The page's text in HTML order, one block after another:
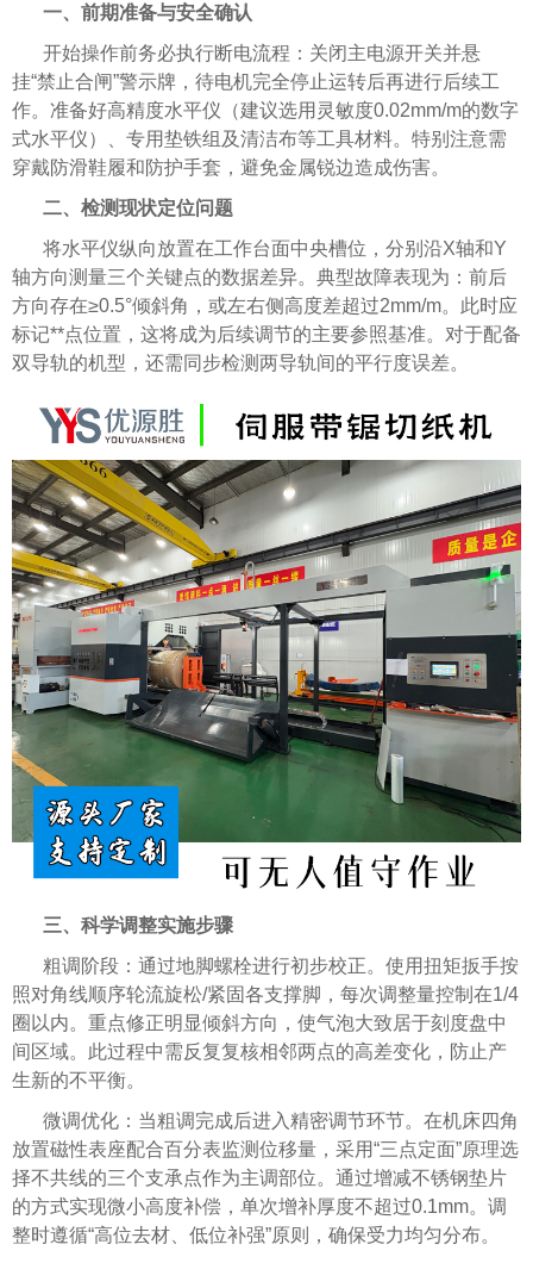
一、前期准备与安全确认
开始操作前务必执行断电流程：关闭主电源开关并悬
挂“禁止合闸”警示牌，待电机完全停止运转后再进行后续工
作。准备好高精度水平仪（建议选用灵敏度0.02mm/m的数字
式水平仪）、专用垫铁组及清洁布等工具材料。特别注意需
穿戴防滑鞋履和防护手套，避免金属锐边造成伤害。
二、检测现状定位问题
将水平仪纵向放置在工作台面中央槽位，分别沿X轴和Y
轴方向测量三个关键点的数据差异。典型故障表现为：前后
方向存在≥0.5°倾斜角，或左右侧高度差超过2mm/m。此时应
标记**点位置，这将成为后续调节的主要参照基准。对于配备
双导轨的机型，还需同步检测两导轨间的平行度误差。
三、科学调整实施步骤
粗调阶段：通过地脚螺栓进行初步校正。使用扭矩扳手按
照对角线顺序轮流旋松/紧固各支撑脚，每次调整量控制在1/4
圈以内。重点修正明显倾斜方向，使气泡大致居于刻度盘中
间区域。此过程中需反复复核相邻两点的高差变化，防止产
生新的不平衡。
微调优化：当粗调完成后进入精密调节环节。在机床四角
放置磁性表座配合百分表监测位移量，采用“三点定面”原理选
择不共线的三个支承点作为主调部位。通过增减不锈钢垫片
的方式实现微小高度补偿，单次增补厚度不超过0.1mm。调
整时遵循“高位去材、低位补强”原则，确保受力均匀分布。